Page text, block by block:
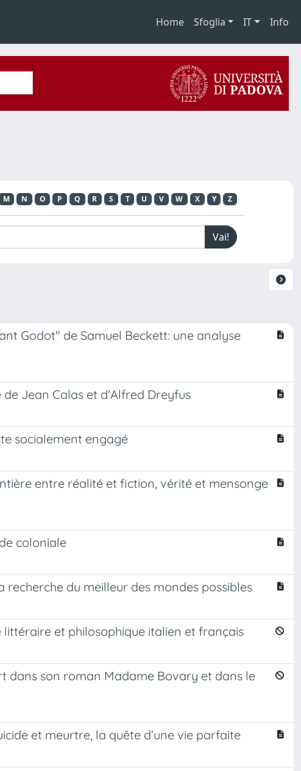
Home Sfoglia IT Info
M N O P Q R S T U V W X Y Z
Godot" de Samuel Beckett: une analyse
Jean Calas et d'Alfred Dreyfus
socialement engagé
entre réalité et fiction, vérité et mensonge
coloniale
du meilleur des mondes possibles
et philosophique italien et français
dans son roman Madame Bovary et dans le
et meurtre, la quête d’une vie parfaite